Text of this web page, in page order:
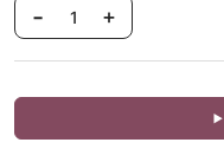
- +